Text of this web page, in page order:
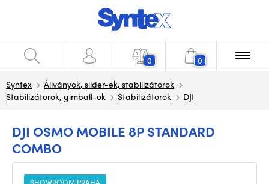
0 0
Syntex
Állványok, slider-ek, stabilizátorok
Stabilizátorok, gimball-ok
Stabilizátorok DJI
DJI OSMO MOBILE 8P STANDARD
COMBO